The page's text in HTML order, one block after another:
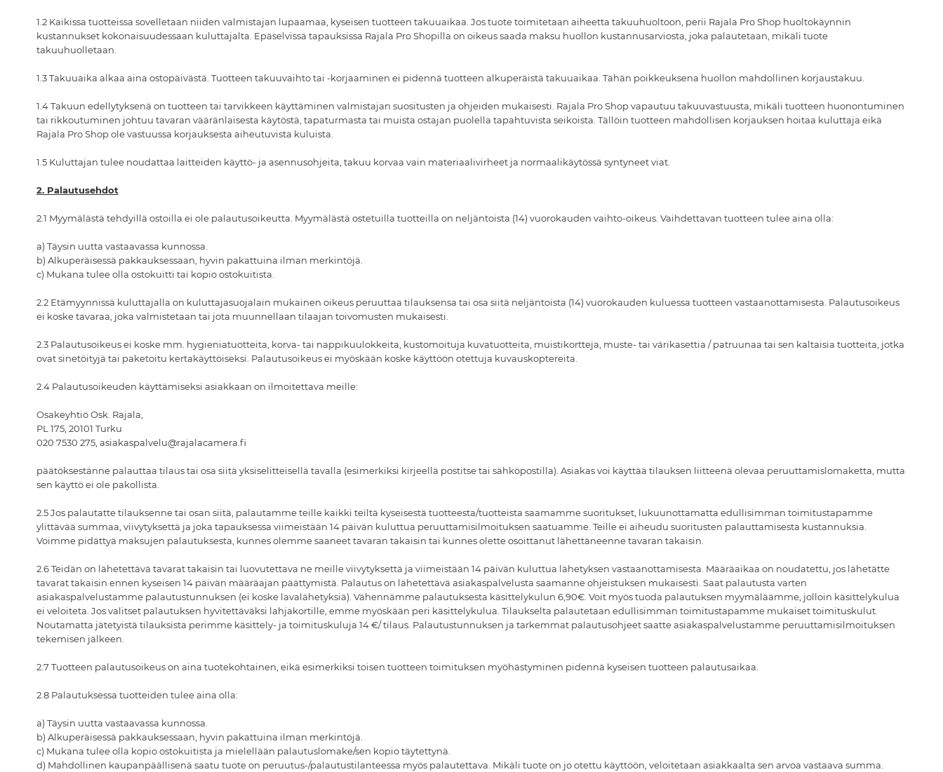
1.2 Kaikissa tuotteissa sovelletaan niiden valmistajan lupaamaa, kyseisen tuotteen takuuaikaa. Jos tuote toimitetaan aiheetta takuuhuoltoon, perii Rajala Pro Shop huoltokäynnin
kustannukset kokonaisuudessaan kuluttajalta. Epäselvissä tapauksissa Rajala Pro Shopilla on oikeus saada maksu huollon kustannusarviosta, joka palautetaan, mikäli tuote
takuuhuolletaan.
1.3 Takuuaika alkaa aina ostopäivästä. Tuotteen takuuvaihto tai -korjaaminen ei pidennä tuotteen alkuperäistä takuuaikaa. Tähän poikkeuksena huollon mahdollinen korjaustakuu.
1.4 Takuun edellytyksenä on tuotteen tai tarvikkeen käyttäminen valmistajan suositusten ja ohjeiden mukaisesti. Rajala Pro Shop vapautuu takuuvastuusta, mikäli tuotteen huonontuminen
tai rikkoutuminen johtuu tavaran vääränlaisesta käytöstä, tapaturmasta tai muista ostajan puolella tapahtuvista seikoista. Tällöin tuotteen mahdollisen korjauksen hoitaa kuluttaja eikä
Rajala Pro Shop ole vastuussa korjauksesta aiheutuvista kuluista.
1.5 Kuluttajan tulee noudattaa laitteiden käyttö- ja asennusohjeita, takuu korvaa vain materiaalivirheet ja normaalikäytössä syntyneet viat.
2. Palautusehdot
2.1 Myymälästä tehdyillä ostoilla ei ole palautusoikeutta. Myymälästä ostetuilla tuotteilla on neljäntoista (14) vuorokauden vaihto-oikeus. Vaihdettavan tuotteen tulee aina olla:
a) Täysin uutta vastaavassa kunnossa.
b) Alkuperäisessä pakkauksessaan, hyvin pakattuina ilman merkintöjä.
c) Mukana tulee olla ostokuitti tai kopio ostokuitista.
2.2 Etämyynnissä kuluttajalla on kuluttajasuojalain mukainen oikeus peruuttaa tilauksensa tai osa siitä neljäntoista (14) vuorokauden kuluessa tuotteen vastaanottamisesta. Palautusoikeus
ei koske tavaraa, joka valmistetaan tai jota muunnellaan tilaajan toivomusten mukaisesti.
2.3 Palautusoikeus ei koske mm. hygieniatuotteita, korva- tai nappikuulokkeita, kustomoituja kuvatuotteita, muistikortteja, muste- tai värikasettia / patruunaa tai sen kaltaisia tuotteita, jotka
ovat sinetöityjä tai paketoitu kertakäyttöiseksi. Palautusoikeus ei myöskään koske käyttöön otettuja kuvauskoptereita.
2.4 Palautusoikeuden käyttämiseksi asiakkaan on ilmoitettava meille:
Osakeyhtiö Osk. Rajala,
PL 175, 20101 Turku
020 7530 275, asiakaspalvelu@rajalacamera.fi
päätöksestänne palauttaa tilaus tai osa siitä yksiselitteisellä tavalla (esimerkiksi kirjeellä postitse tai sähköpostilla). Asiakas voi käyttää tilauksen liitteenä olevaa peruuttamislomaketta, mutta
sen käyttö ei ole pakollista.
2.5 Jos palautatte tilauksenne tai osan siitä, palautamme teille kaikki teiltä kyseisestä tuotteesta/tuotteista saamamme suoritukset, lukuunottamatta ​edullisimman toimitustapamme
ylittävää summaa, viivytyksettä ja joka tapauksessa viimeistään 14 päivän kuluttua peruuttamisilmoituksen saatuamme. Teille ei aiheudu suoritusten palauttamisesta kustannuksia.
Voimme pidättyä maksujen palautuksesta, kunnes olemme saaneet tavaran takaisin tai kunnes olette osoittanut lähettäneenne tavaran takaisin.
2.6 Teidän on lähetettävä tavarat takaisin tai luovutettava ne meille viivytyksettä ja viimeistään 14 päivän kuluttua lähetyksen vastaanottamisesta. Määräaikaa on noudatettu, jos lähetätte
tavarat takaisin ennen kyseisen 14 päivän määräajan päättymistä. Palautus on lähetettävä asiakaspalvelusta saamanne ohjeistuksen mukaisesti. Saat palautusta varten
asiakaspalvelustamme palautustunnuksen (ei koske lavalähetyksiä). Vähennämme palautuksesta käsittelykulun 6,90€. Voit myös tuoda palautuksen myymäläämme, jolloin käsittelykulua
ei veloiteta. Jos valitset palautuksen hyvitettäväksi lahjakortille, emme myöskään peri käsittelykulua. Tilaukselta palautetaan edullisimman toimitustapamme mukaiset toimituskulut.
Noutamatta jätetyistä tilauksista perimme käsittely- ja toimituskuluja 14 €/ tilaus. Palautustunnuksen ja tarkemmat palautusohjeet saatte asiakaspalvelustamme peruuttamisilmoituksen
tekemisen jälkeen.
2.7 Tuotteen palautusoikeus on aina tuotekohtainen, eikä esimerkiksi toisen tuotteen toimituksen myöhästyminen pidennä kyseisen tuotteen palautusaikaa.
2.8 Palautuksessa tuotteiden tulee aina olla:
a) Täysin uutta vastaavassa kunnossa.
b) Alkuperäisessä pakkauksessaan, hyvin pakattuina ilman merkintöjä.
c) Mukana tulee olla kopio ostokuitista ja mielellään palautuslomake/sen kopio täytettynä.
d) Mahdollinen kaupanpäällisenä saatu tuote on peruutus-/palautustilanteessa myös palautettava. Mikäli tuote on jo otettu käyttöön, veloitetaan asiakkaalta sen arvoa vastaava summa.